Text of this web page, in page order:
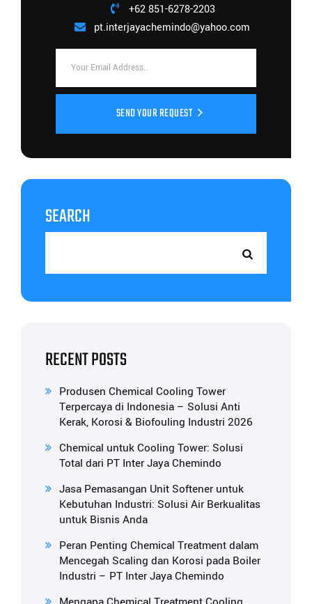
+62 851-6278-2203
pt.interjayachemindo@yahoo.com
SEND YOUR REQUEST
SEARCH
RECENT POSTS
Produsen Chemical Cooling Tower
Terpercaya di Indonesia – Solusi Anti
Kerak, Korosi & Biofouling Industri 2026
Chemical untuk Cooling Tower: Solusi
Total dari PT Inter Jaya Chemindo
Jasa Pemasangan Unit Softener untuk
Kebutuhan Industri: Solusi Air Berkualitas
untuk Bisnis Anda
Peran Penting Chemical Treatment dalam
Mencegah Scaling dan Korosi pada Boiler
Industri – PT Inter Jaya Chemindo